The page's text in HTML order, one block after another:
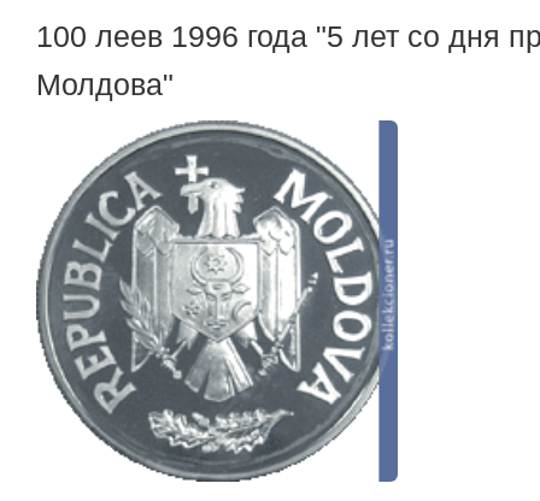
100 леев 1996 года "5 лет со дня
Молдова"